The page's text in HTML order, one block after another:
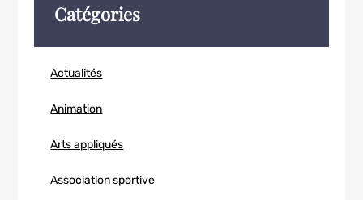
Catégories
Actualités
Animation
Arts appliqués
Association sportive